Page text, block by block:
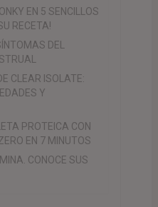
EN 5 SENCILLOS
RECETA!
DEL
CLEAR ISOLATE:
Y
PROTEICA CON
EN 7 MINUTOS
CONOCE SUS